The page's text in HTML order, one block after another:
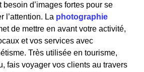
besoin d’images fortes pour se
l’attention. La photographie
de mettre en avant votre activité,
et vos services avec
Très utilisée en tourisme,
fais voyager vos clients au travers